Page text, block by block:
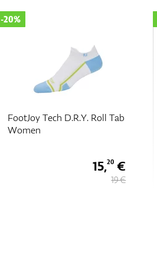
FootJoy Tech D.R.Y. Roll Tab
Women
-20%
15,20 €
19 €